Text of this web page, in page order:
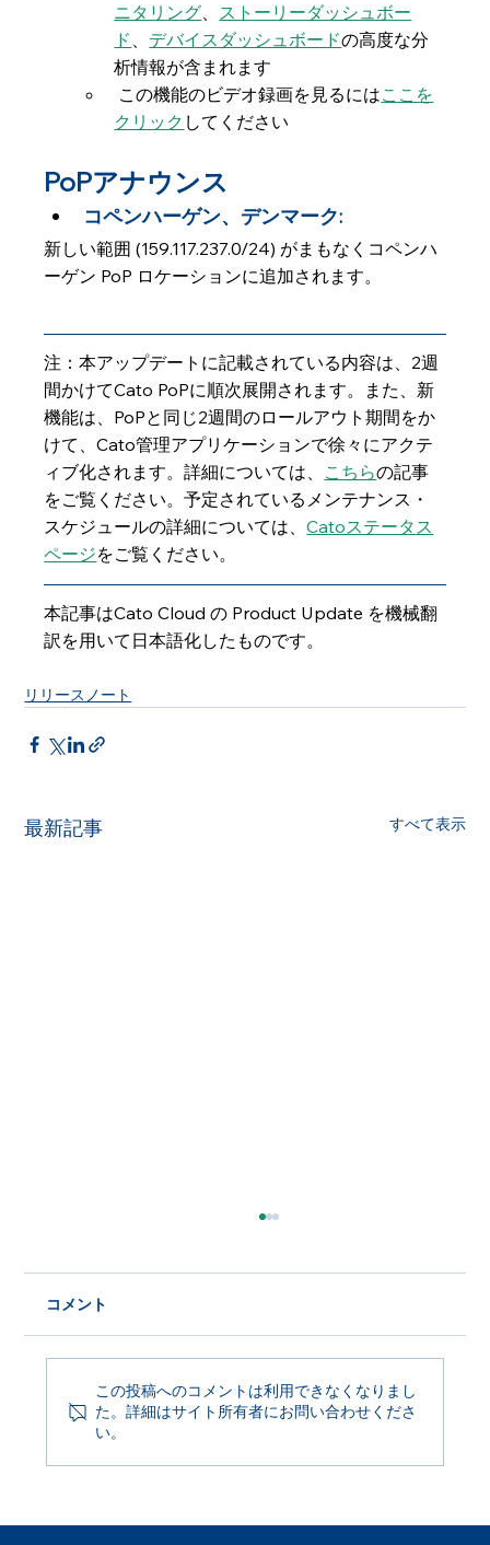
ニタリング、 ストーリーダッシュボー
ド 、 デバイスダッシュボードの高度な分
析情報が含まれます
この機能のビデオ録画を見るにはここを
クリック してください
PoPアナウンス
コペンハーゲン、デンマーク:
新しい範囲 (159.117.237.0/24) がまもなくコペンハ
ーゲン PoP ロケーションに追加されます。
注：本アップデートに記載されている内容は、2週
間かけてCato PoPに順次展開されます。また、新
機能は、PoPと同じ2週間のロールアウト期間をか
けて、Cato管理アプリケーションで徐々にアクテ
ィブ化されます。詳細については、 こちらの記事
をご覧ください。予定されているメンテナンス・
スケジュールの詳細については、Catoステータス
ページをご覧ください。
本記事はCato Cloud の Product Update を機械翻
訳を用いて日本語化したものです。
リリースノート
最新記事 すべて表示
Product Update 2026年6月29日
コメント
この投稿へのコメントは利用できなくなりまし
た。詳細はサイト所有者にお問い合わせくださ
い。